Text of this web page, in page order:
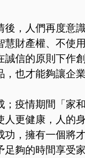
後，人們再度意
財產權、不使
信的原則下作
也才能夠讓企業
疫情期間「家
更健康，人的
，擁有一個將
足夠的時間享受